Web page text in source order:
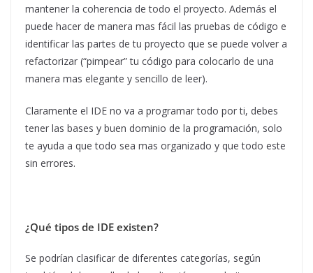
mantener la coherencia de todo el proyecto. Además el
puede hacer de manera mas fácil las pruebas de código e
identificar las partes de tu proyecto que se puede volver a
refactorizar (“pimpear” tu código para colocarlo de una
manera mas elegante y sencillo de leer).
Claramente el IDE no va a programar todo por ti, debes
tener las bases y buen dominio de la programación, solo
te ayuda a que todo sea mas organizado y que todo este
sin errores.
¿Qué tipos de IDE existen?
Se podrían clasificar de diferentes categorías, según